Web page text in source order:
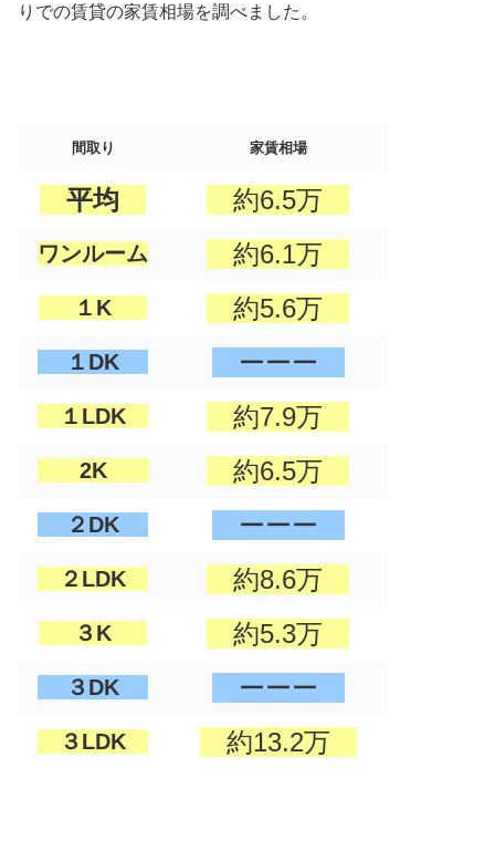
りでの賃貸の家賃相場を調べました。
間取り 家賃相場
平均 約6.5万
ワンルーム 約6.1万
１K 約5.6万
１DK ーーー
１LDK 約7.9万
2K 約6.5万
２DK ーーー
２LDK 約8.6万
３K 約5.3万
３DK ーーー
３LDK 約13.2万